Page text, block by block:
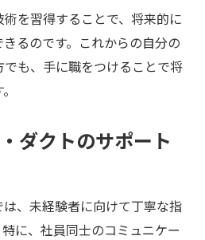
を習得することで、将来的に
るのです。これからの自分の
も、手に職をつけることで将
ダクトのサポート
、未経験者に向けて丁寧な指
に、社員同士のコミュニケー